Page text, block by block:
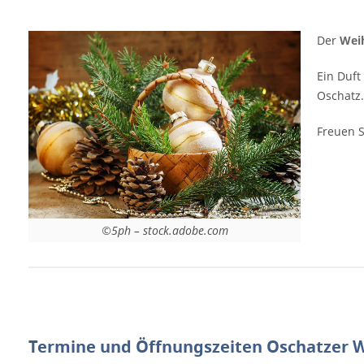
geöffnet. Kommen Sie zum Mittagessen
vorbei. Veranstaltungsort Oschatzer
Weihnachtsmarkt 2025 Neumarkt 2
04758 Oschatz Sachsen Deutschland
Weitere Informationen auf der Website von
Oschatz Anzeige
©5ph – stock.adobe.com
Der
Ein
Oschatz.
Freuen
Termine und Öffnungszeiten Oschatzer